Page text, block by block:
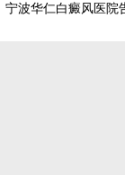
宁波华仁白癜风医院